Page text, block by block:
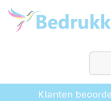
Ga naar de inhoud
Klanten